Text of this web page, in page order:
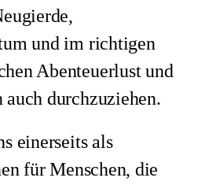
und im richtigen
Abenteuerlust und
auch durchzuziehen.
einerseits als
für Menschen, die